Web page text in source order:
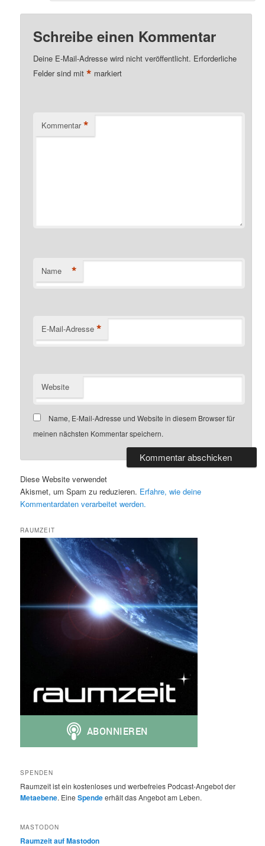
Schreibe einen Kommentar
Deine E-Mail-Adresse wird nicht veröffentlicht. Erforderliche
Felder sind mit* markiert
Kommentar *
Name *
E-Mail-Adresse *
Website
Name, E-Mail-Adresse und Website in diesem Browser für
meinen nächsten Kommentar speichern.
Diese Website verwendet
Akismet, um Spam zu reduzieren. Erfahre, wie deine
Kommentardaten verarbeitet werden.
RAUMZEIT
SPENDEN
Raumzeit ist ein kostenloses und werbefreies Podcast-Angebot der
Metaebene. EineSpendeerhält das Angebot am Leben.
MASTODON
Raumzeit auf Mastodon